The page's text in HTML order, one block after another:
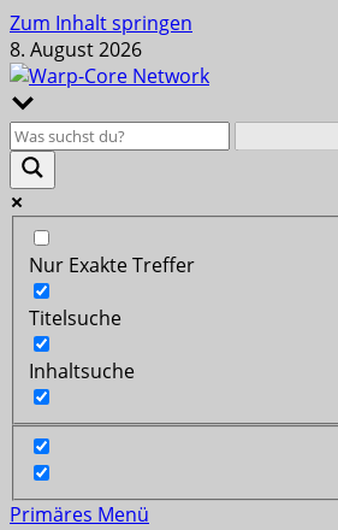
Zum Inhalt springen
8. August 2026
Nur Exakte Treffer
Titelsuche
Inhaltsuche
Primäres Menü